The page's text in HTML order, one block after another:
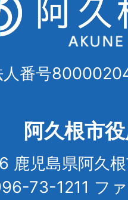
人番号
阿久根市
鹿児島県阿久
73-1211 フ